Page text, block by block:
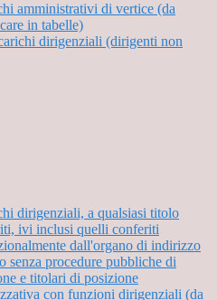
amministrativi di vertice (da
in tabelle)
dirigenziali (dirigenti non
dirigenziali, a qualsiasi titolo
ivi inclusi quelli conferiti
dall'organo di indirizzo
senza procedure pubbliche di
e titolari di posizione
con funzioni dirigenziali (da